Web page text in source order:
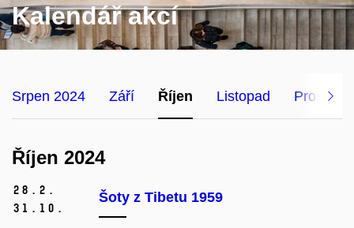
Kalendář akcí
Srpen 2024 Září Říjen Listopad Prosinec
Říjen 2024
28. 2.
31. 10.
Šoty z Tibetu 1959